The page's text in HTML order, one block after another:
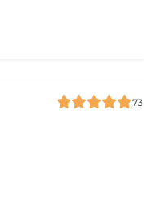
73